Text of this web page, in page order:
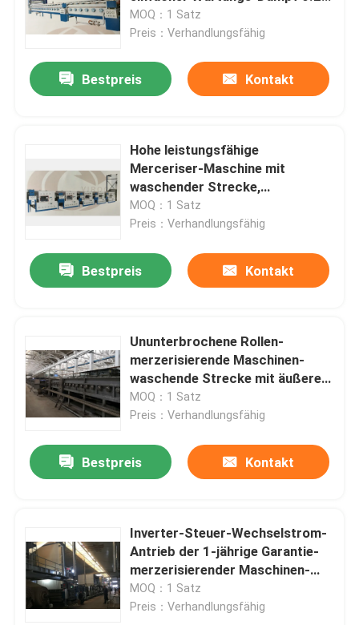
0.6Mpa
MOQ：1 Satz
Preis：Verhandlungsfähig
Bestpreis Kontakt
Hohe leistungsfähige
Merceriser-Maschine mit
waschender Strecke,
Gegenströmungs-Art
waschender Kasten
MOQ：1 Satz
Preis：Verhandlungsfähig
Bestpreis Kontakt
Ununterbrochene Rollen-
merzerisierende Maschinen-
waschende Strecke mit äußerem
Kugellager SS 316
MOQ：1 Satz
Preis：Verhandlungsfähig
Bestpreis Kontakt
Inverter-Steuer-Wechselstrom-
Antrieb der 1-jährige Garantie-
merzerisierender Maschinen-
Geschwindigkeits-15-120m/Min
MOQ：1 Satz
Preis：Verhandlungsfähig